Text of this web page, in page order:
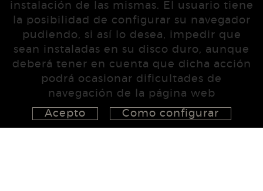
instalación de las mismas. El usuario tiene
la posibilidad de configurar su navegador
pudiendo, si así lo desea, impedir que
sean instaladas en su disco duro, aunque
deberá tener en cuenta que dicha acción
podrá ocasionar dificultades de
navegación de la página web
Acepto
Como configurar